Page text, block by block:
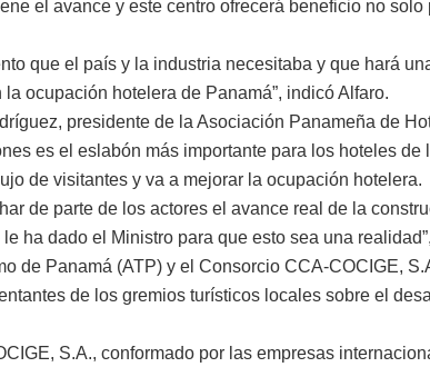
el avance y este centro ofrecerá beneficio no
que el país y la industria necesitaba y que hará
ocupación hotelera de Panamá”, indicó Alfaro.
presidente de la Asociación Panameña de
es el eslabón más importante para los hoteles de
de visitantes y va a mejorar la ocupación hotelera.
de parte de los actores el avance real de la
ha dado el Ministro para que esto sea una
de Panamá (ATP) y el Consorcio CCA-COCIGE,
de los gremios turísticos locales sobre el
S.A., conformado por las empresas